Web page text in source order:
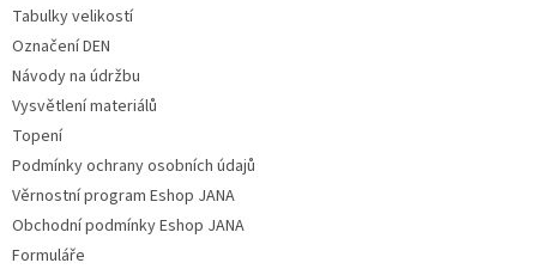
Tabulky velikostí
Označení DEN
Návody na údržbu
Vysvětlení materiálů
Topení
Podmínky ochrany osobních údajů
Věrnostní program Eshop JANA
Obchodní podmínky Eshop JANA
Formuláře